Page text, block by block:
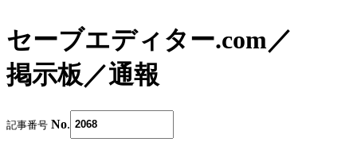
セーブエディター.com／
掲示板／通報
記事番号 No